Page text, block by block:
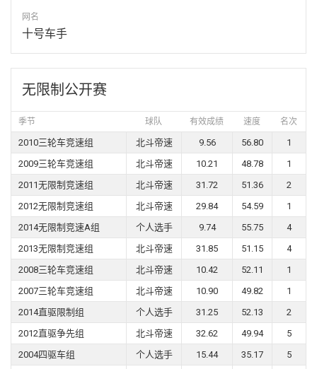
网名
十号车手
无限制公开赛
季节 球队 有效成绩 速度 名次
2010三轮车竞速组 北斗帝速 9.56 56.80
1
2009三轮车竞速组
北斗帝速 10.21 48.78
1
2011无限制竞速组
北斗帝速 31.72 51.36
2
2012无限制竞速组
北斗帝速 29.84 54.59
1
2014无限制竞速A组
个人选手 9.74 55.75
4
2013无限制竞速组
北斗帝速 31.85 51.15
4
2008三轮车竞速组
北斗帝速 10.42 52.11
1
2007三轮车竞速组
北斗帝速 10.90 49.82
1
2014直驱限制组
个人选手 31.25 52.13
2
2012直驱争先组
北斗帝速 32.62 49.94
5
2004四驱车组
个人选手 15.44 35.17
5